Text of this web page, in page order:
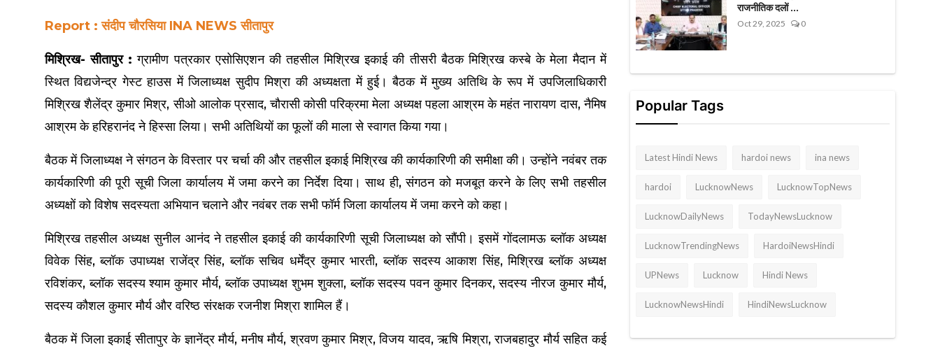
Report : संदीप चौरसिया INA NEWS सीतापुर
मिश्रिख- सीतापुर : ग्रामीण पत्रकार एसोसिएशन की तहसील मिश्रिख इकाई की तीसरी बैठक मिश्रिख कस्बे के मेला मैदान में
स्थित विद्यजेन्द्र गेस्ट हाउस में जिलाध्यक्ष सुदीप मिश्रा की अध्यक्षता में हुई। बैठक में मुख्य अतिथि के रूप में उपजिलाधिकारी
मिश्रिख शैलेंद्र कुमार मिश्र, सीओ आलोक प्रसाद, चौरासी कोसी परिक्रमा मेला अध्यक्ष पहला आश्रम के महंत नारायण दास, नैमिष
आश्रम के हरिहरानंद ने हिस्सा लिया। सभी अतिथियों का फूलों की माला से स्वागत किया गया।
बैठक में जिलाध्यक्ष ने संगठन के विस्तार पर चर्चा की और तहसील इकाई मिश्रिख की कार्यकारिणी की समीक्षा की। उन्होंने नवंबर तक
कार्यकारिणी की पूरी सूची जिला कार्यालय में जमा करने का निर्देश दिया। साथ ही, संगठन को मजबूत करने के लिए सभी तहसील
अध्यक्षों को विशेष सदस्यता अभियान चलाने और नवंबर तक सभी फॉर्म जिला कार्यालय में जमा करने को कहा।
मिश्रिख तहसील अध्यक्ष सुनील आनंद ने तहसील इकाई की कार्यकारिणी सूची जिलाध्यक्ष को सौंपी। इसमें गोंदलामऊ ब्लॉक अध्यक्ष
विवेक सिंह, ब्लॉक उपाध्यक्ष राजेंद्र सिंह, ब्लॉक सचिव धर्मेंद्र कुमार भारती, ब्लॉक सदस्य आकाश सिंह, मिश्रिख ब्लॉक अध्यक्ष
रविशंकर, ब्लॉक सदस्य श्याम कुमार मौर्य, ब्लॉक उपाध्यक्ष शुभम शुक्ला, ब्लॉक सदस्य पवन कुमार दिनकर, सदस्य नीरज कुमार मौर्य,
सदस्य कौशल कुमार मौर्य और वरिष्ठ संरक्षक रजनीश मिश्रा शामिल हैं।
बैठक में जिला इकाई सीतापुर के ज्ञानेंद्र मौर्य, मनीष मौर्य, श्रवण कुमार मिश्र, विजय यादव, ऋषि मिश्रा, राजबहादुर मौर्य सहित कई
राजनीतिक दलों ...
Oct 29, 2025 0
Popular Tags
Latest Hindi News hardoi news ina news
hardoi LucknowNews LucknowTopNews
LucknowDailyNews TodayNewsLucknow
LucknowTrendingNews HardoiNewsHindi
UPNews Lucknow Hindi News
LucknowNewsHindi HindiNewsLucknow